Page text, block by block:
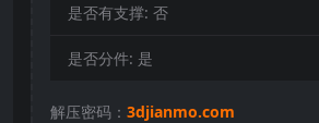
是否有支撑: 否
是否分件: 是
解压密码： 3djianmo.com